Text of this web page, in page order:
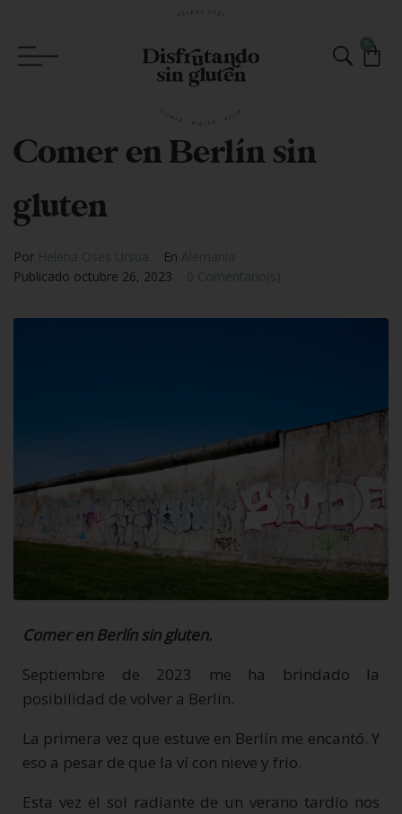
Comer en Berlín sin
gluten
Por Helena Oses Ursua En Alemania
Publicado octubre 26, 2023 0 Comentario(s)
Comer en Berlín sin gluten.
Septiembre de 2023 me ha brindado la
posibilidad de volver a Berlín.
La primera vez que estuve en Berlín me encantó. Y
eso a pesar de que la ví con nieve y frío.
Esta vez el sol radiante de un verano tardío nos